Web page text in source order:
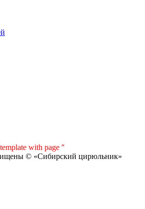
with page ''
© «Сибирский цирюльник»